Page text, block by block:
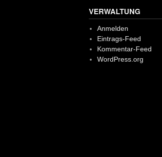
VERWALTUNG
Anmelden
Eintrags-Feed
Kommentar-Feed
WordPress.org